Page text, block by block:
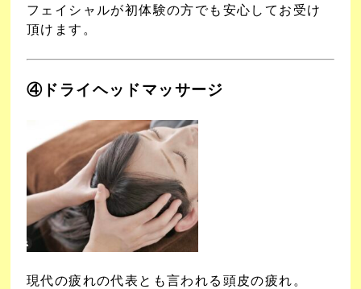
フェイシャルが初体験の方でも安心してお受け
頂けます。
④ドライヘッドマッサージ
現代の疲れの代表とも言われる頭皮の疲れ。